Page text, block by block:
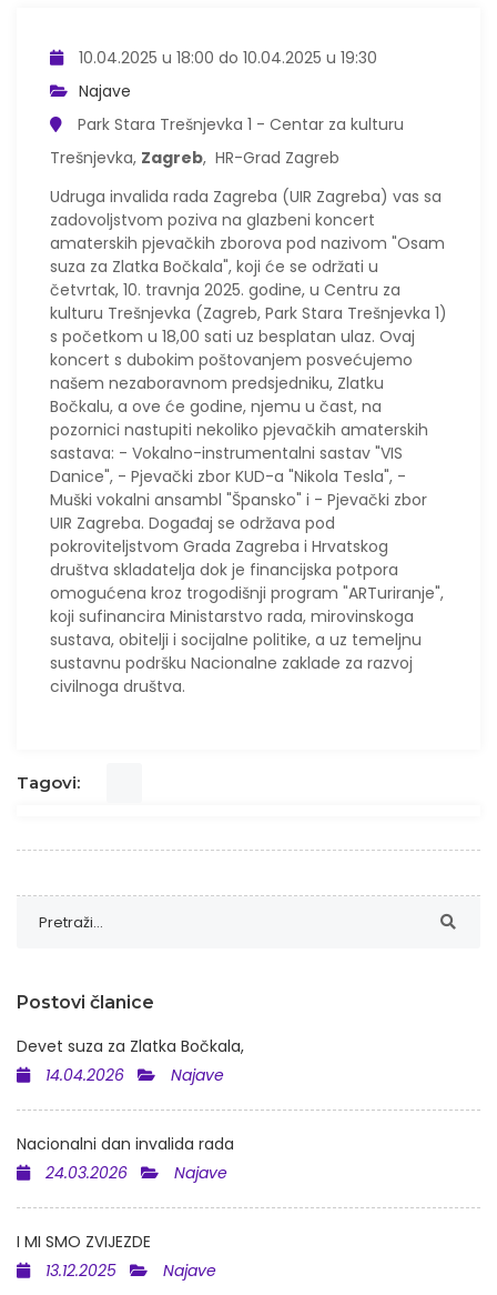
10.04.2025 u 18:00 do 10.04.2025 u 19:30
Najave
Park Stara Trešnjevka 1 - Centar za kulturu
Trešnjevka, Zagreb, HR-Grad Zagreb
Udruga invalida rada Zagreba (UIR Zagreba) vas sa
zadovoljstvom poziva na glazbeni koncert
amaterskih pjevačkih zborova pod nazivom "Osam
suza za Zlatka Bočkala", koji će se održati u
četvrtak, 10. travnja 2025. godine, u Centru za
kulturu Trešnjevka (Zagreb, Park Stara Trešnjevka 1)
s početkom u 18,00 sati uz besplatan ulaz. Ovaj
koncert s dubokim poštovanjem posvećujemo
našem nezaboravnom predsjedniku, Zlatku
Bočkalu, a ove će godine, njemu u čast, na
pozornici nastupiti nekoliko pjevačkih amaterskih
sastava: - Vokalno-instrumentalni sastav "VIS
Danice", - Pjevački zbor KUD-a "Nikola Tesla", -
Muški vokalni ansambl "Špansko" i - Pjevački zbor
UIR Zagreba. Događaj se održava pod
pokroviteljstvom Grada Zagreba i Hrvatskog
društva skladatelja dok je financijska potpora
omogućena kroz trogodišnji program "ARTuriranje",
koji sufinancira Ministarstvo rada, mirovinskoga
sustava, obitelji i socijalne politike, a uz temeljnu
sustavnu podršku Nacionalne zaklade za razvoj
civilnoga društva.
Tagovi:
Postovi članice
Devet suza za Zlatka Bočkala,
14.04.2026
Najave
Nacionalni dan invalida rada
24.03.2026
Najave
I MI SMO ZVIJEZDE
13.12.2025
Najave